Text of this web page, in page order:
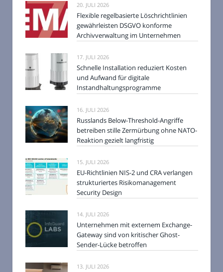
20. JULI 2026
Flexible regelbasierte Löschrichtlinien
gewährleisten DSGVO konforme
Archivverwaltung im Unternehmen
17. JULI 2026
Schnelle Installation reduziert Kosten
und Aufwand für digitale
Instandhaltungsprogramme
16. JULI 2026
Russlands Below-Threshold-Angriffe
betreiben stille Zermürbung ohne NATO-
Reaktion gezielt langfristig
15. JULI 2026
EU-Richtlinien NIS-2 und CRA verlangen
strukturiertes Risikomanagement
Security Design
14. JULI 2026
Unternehmen mit externem Exchange-
Gateway sind von kritischer Ghost-
Sender-Lücke betroffen
13. JULI 2026